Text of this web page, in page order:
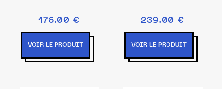
176.00 €
VOIR LE PRODUIT
239.00 €
VOIR LE PRODUIT